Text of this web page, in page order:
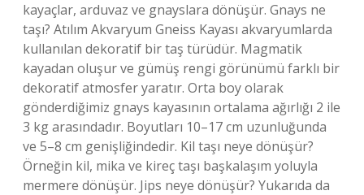
kayaçlar, arduvaz ve gnayslara dönüşür. Gnays ne
taşı? Atılım Akvaryum Gneiss Kayası akvaryumlarda
kullanılan dekoratif bir taş türüdür. Magmatik
kayadan oluşur ve gümüş rengi görünümü farklı bir
dekoratif atmosfer yaratır. Orta boy olarak
gönderdiğimiz gnays kayasının ortalama ağırlığı 2 ile
3 kg arasındadır. Boyutları 10–17 cm uzunluğunda
ve 5–8 cm genişliğindedir. Kil taşı neye dönüşür?
Örneğin kil, mika ve kireç taşı başkalaşım yoluyla
mermere dönüşür. Jips neye dönüşür? Yukarıda da